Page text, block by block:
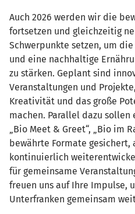
Auch 2026 werden wir die
fortsetzen und gleichzeitig
Schwerpunkte setzen, um
und eine nachhaltige
zu stärken. Geplant sind
Veranstaltungen und
Kreativität und das große
machen. Parallel dazu
„Bio Meet & Greet“, „Bio im
bewährte Formate gesichert,
kontinuierlich
für gemeinsame
freuen uns auf Ihre Impulse,
Unterfranken gemeinsam